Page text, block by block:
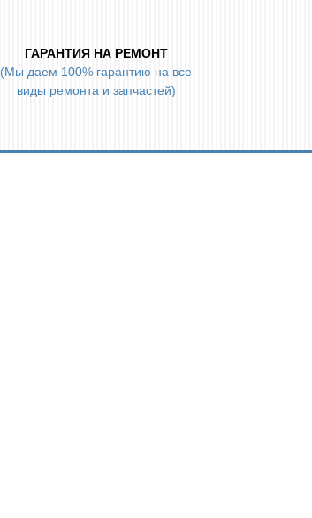
ГАРАНТИЯ НА РЕМОНТ
(Мы даем 100% гарантию на все
виды ремонта и запчастей)